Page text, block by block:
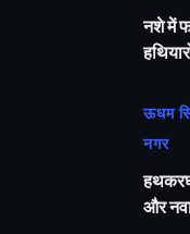
नशे में
ऊधम
नगर
और